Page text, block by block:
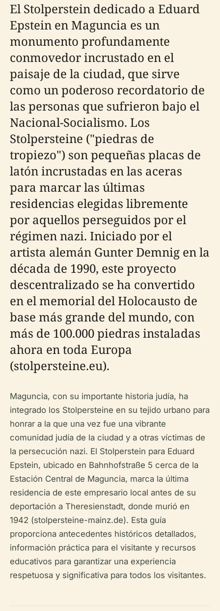
El Stolperstein dedicado a Eduard
Epstein en Maguncia es un
monumento profundamente
conmovedor incrustado en el
paisaje de la ciudad, que sirve
como un poderoso recordatorio de
las personas que sufrieron bajo el
Nacional-Socialismo. Los
Stolpersteine ("piedras de
tropiezo") son pequeñas placas de
latón incrustadas en las aceras
para marcar las últimas
residencias elegidas libremente
por aquellos perseguidos por el
régimen nazi. Iniciado por el
artista alemán Gunter Demnig en la
década de 1990, este proyecto
descentralizado se ha convertido
en el memorial del Holocausto de
base más grande del mundo, con
más de 100.000 piedras instaladas
ahora en toda Europa
(stolpersteine.eu).
Maguncia, con su importante historia judía, ha
integrado los Stolpersteine en su tejido urbano para
honrar a la que una vez fue una vibrante
comunidad judía de la ciudad y a otras víctimas de
la persecución nazi. El Stolperstein para Eduard
Epstein, ubicado en Bahnhofstraße 5 cerca de la
Estación Central de Maguncia, marca la última
residencia de este empresario local antes de su
deportación a Theresienstadt, donde murió en
1942 (stolpersteine-mainz.de). Esta guía
proporciona antecedentes históricos detallados,
información práctica para el visitante y recursos
educativos para garantizar una experiencia
respetuosa y significativa para todos los visitantes.